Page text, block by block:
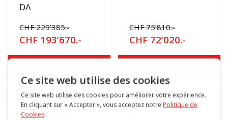
DA
CHF 229’385.-
CHF 193’670.-
CHF 75’810.-
CHF 72’020.-